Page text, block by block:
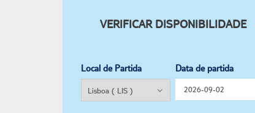
VERIFICAR DISPONIBILIDADE
Local de Partida Data de partida